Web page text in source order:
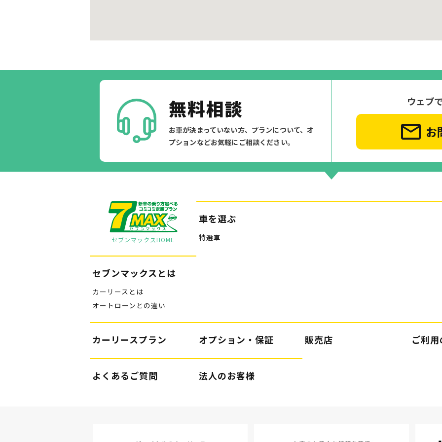
無料相談
お車が決まっていない方、プランについて、オ
プションなどお気軽にご相談ください。
ウェブ
お
セブンマックスHOME
セブンマックスとは
カーリースとは
オートローンとの違い
車を選ぶ
特選車
カーリースプラン オプション・保証 販売店 ご利
よくあるご質問 法人のお客様